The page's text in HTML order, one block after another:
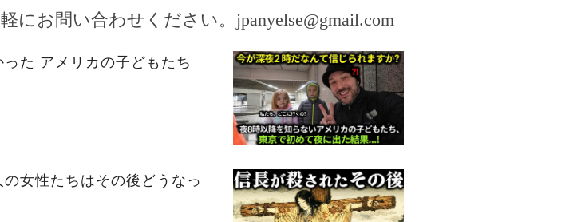
にお問い合わせください。 jpanyelse@gmail.com
た アメリカの子どもたち
女性たちはその後どうなっ